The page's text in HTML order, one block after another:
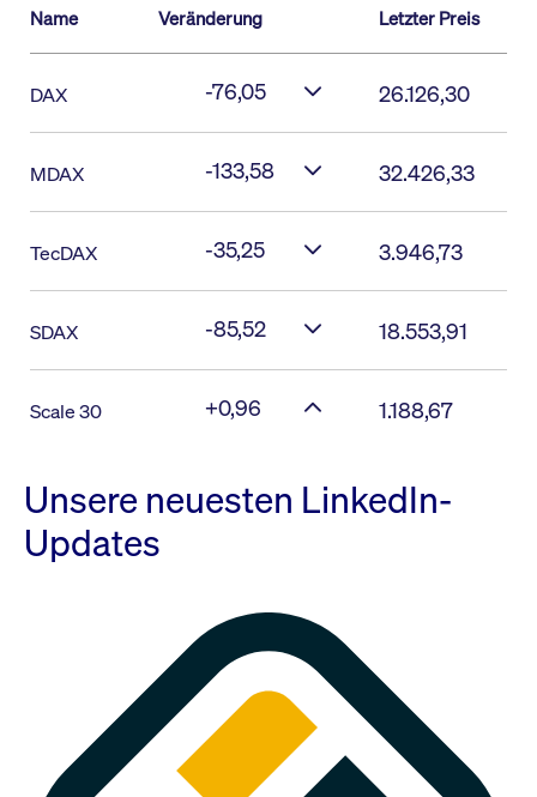
Name Veränderung Letzter Preis
DAX -76,05 26.126,30
MDAX -133,58 32.426,33
TecDAX -35,25 3.946,73
SDAX -85,52 18.553,91
Scale 30 +0,96 1.188,67
Unsere neuesten LinkedIn-
Updates